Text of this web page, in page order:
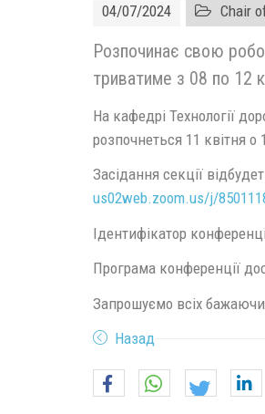
04/07/2024 Chair
Розпочинає свою
триватиме з 08 по 12
На кафедрі Технології
розпочнеться 11 квітня о
Засідання секції
us02web.zoom.us/j/
Ідентифікатор
Програма конференції
Запрошуємо всіх
Назад